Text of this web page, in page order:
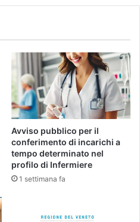
Avviso pubblico per il
conferimento di incarichi a
tempo determinato nel
profilo di Infermiere
1 settimana fa